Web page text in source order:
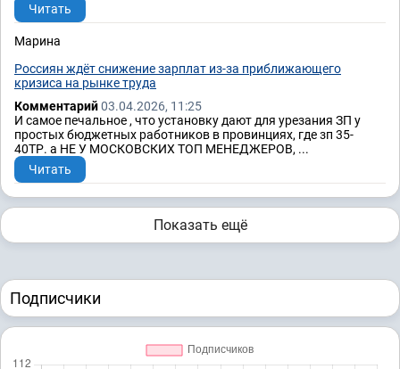
Читать
Марина
Россиян ждёт снижение зарплат из-за приближающего
кризиса на рынке труда
Комментарий03.04.2026, 11:25
И самое печальное , что установку дают для урезания ЗП у
простых бюджетных работников в провинциях, где зп 35-
40ТР. а НЕ У МОСКОВСКИХ ТОП МЕНЕДЖЕРОВ, ...
Читать
Показать ещё
Подписчики